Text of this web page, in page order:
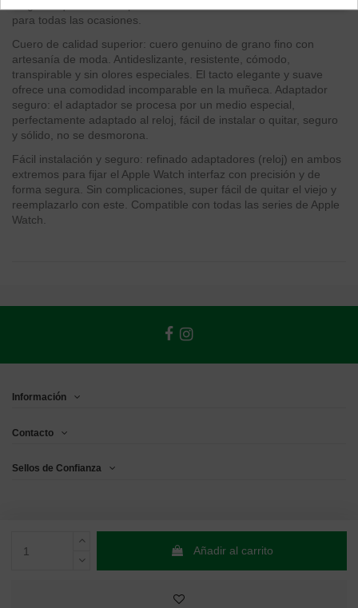
Añadir al carrito
para todas las ocasiones.
Cuero de calidad superior: cuero genuino de grano fino con
artesanía de moda. Antideslizante, resistente, cómodo,
transpirable y sin olores especiales. El tacto elegante y suave
ofrece una comodidad incomparable en la muñeca. Adaptador
seguro: el adaptador se procesa por un medio especial,
perfectamente adaptado al reloj, fácil de instalar o quitar, seguro
y sólido, no se desmorona.
Fácil instalación y seguro: refinado adaptadores (reloj) en ambos
extremos para fijar el Apple Watch interfaz con precisión y de
forma segura. Sin complicaciones, super fácil de quitar el viejo y
reemplazarlo con este. Compatible con todas las series de Apple
Watch.
Información
Contacto
Sellos de Confianza